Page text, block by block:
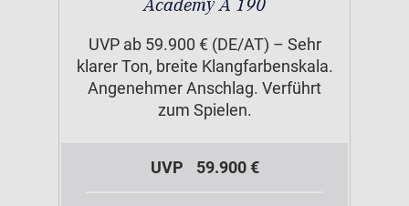
Academy A 190
UVP ab 59.900 € (DE/AT) – Sehr
klarer Ton, breite Klangfarbenskala.
Angenehmer Anschlag. Verführt
zum Spielen.
UVP 59.900 €